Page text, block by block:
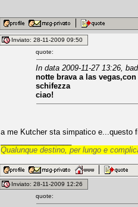
Inviato: 28-11-2009 09:50
quote:
In data 2009-11-27 13:26,
notte brava a las
schifezza
ciao!
a me Kutcher sta simpatico e...questo
Qualunque destino, per lungo e
Inviato: 28-11-2009 12:26
quote: